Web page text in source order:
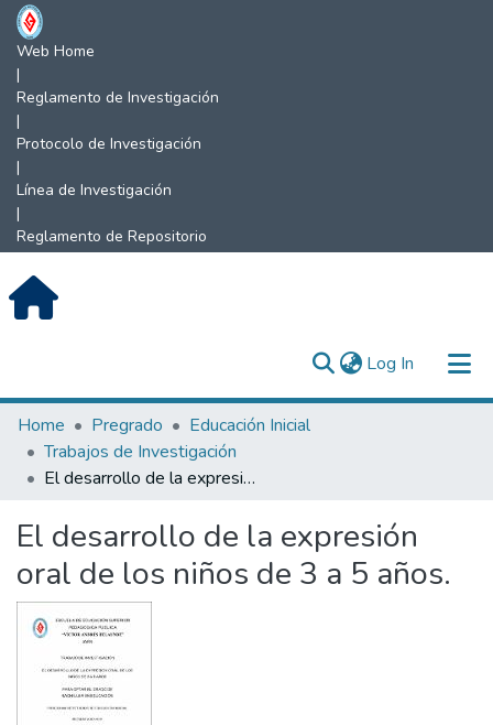
Web Home
|
Reglamento de Investigación
|
Protocolo de Investigación
|
Línea de Investigación
|
Reglamento de Repositorio
Log In (current)
Communities & Collections
All of DSpace
Home Pregrado
Educación Inicial
Trabajos de Investigación
El desarrollo de la expresión oral de los niños de 3 a 5 años.
El desarrollo de la expresión
oral de los niños de 3 a 5 años.